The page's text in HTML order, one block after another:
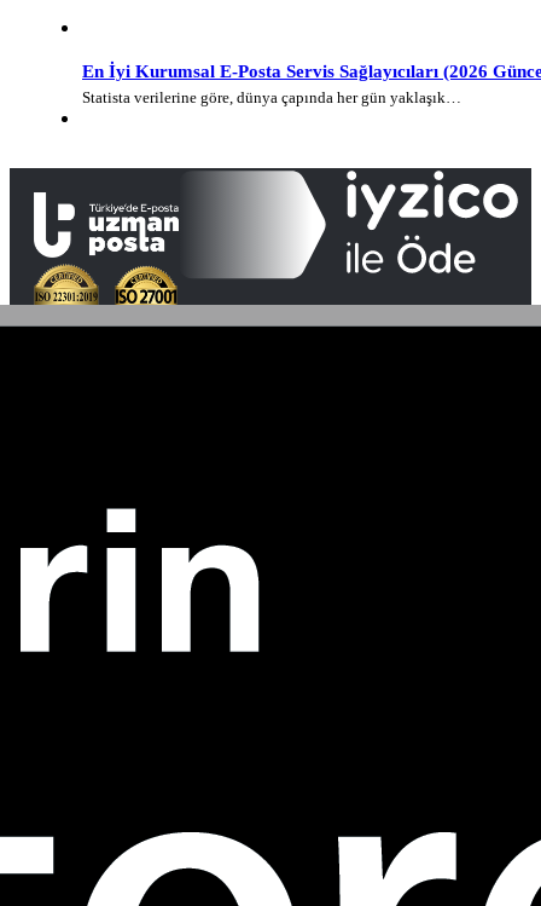
En İyi Kurumsal E-Posta Servis Sağlayıcıları (2026
Statista verilerine göre, dünya çapında her gün yaklaşık…